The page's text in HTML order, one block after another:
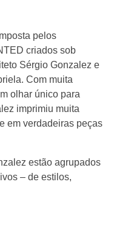
pelos
criados sob
Sérgio Gonzalez e
Com muita
olhar único para
imprimiu muita
em verdadeiras peças
estão agrupados
– de estilos,